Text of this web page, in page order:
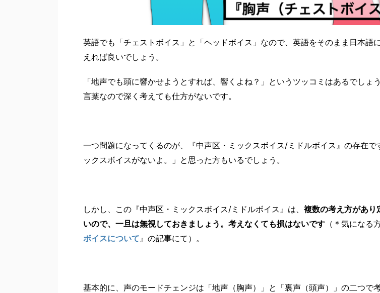
英語でも「チェストボイス」と「ヘッドボイス」なので、英語をそのまま日本語
えれば良いでしょう。
「地声でも頭に響かせようとすれば、響くよね？」というツッコミはあるでしょ
言葉なので深く考えても仕方がないです。
一つ問題になってくるのが、『中声区・ミックスボイス/ミドルボイス』の存在で
ックスボイスがないよ。」と思った方もいるでしょう。
しかし、この『中声区・ミックスボイス/ミドルボイス』は、 複数の考え方があり
いので、一旦は無視しておきましょう。考えなくても損はないです （＊気になる
ボイスについて』の記事にて）。
基本的に、声のモードチェンジは「地声（胸声）」と「裏声（頭声）」の二つで